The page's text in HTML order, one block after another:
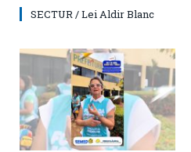
SECTUR / Lei Aldir Blanc